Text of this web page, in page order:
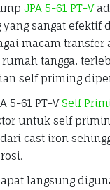
JPA 5-61 PT-V
sangat efektif
macam transfer
tangga,
self priming
5-61 PT-VSelf
untuk self
cast iron
langsung